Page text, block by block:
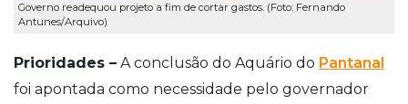
Governo readequou projeto a fim de cortar gastos. (Foto: Fernando
Antunes/Arquivo)
Prioridades – A conclusão do Aquário do Pantanal
foi apontada como necessidade pelo governador